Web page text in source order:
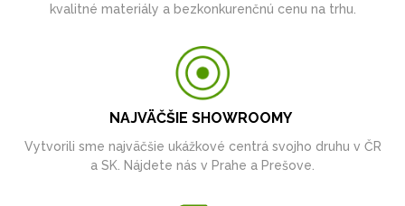
kvalitné materiály a bezkonkurenčnú cenu na trhu.
NAJVÄČŠIE SHOWROOMY
Vytvorili sme najväčšie ukážkové centrá svojho druhu v ČR
a SK. Nájdete nás v Prahe a Prešove.